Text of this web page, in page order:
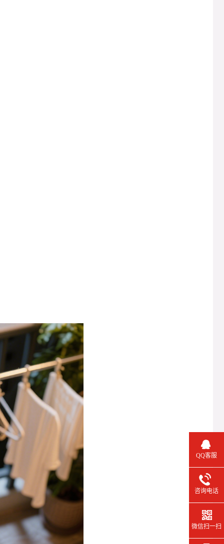
QQ客服
咨询电话
微信扫一扫